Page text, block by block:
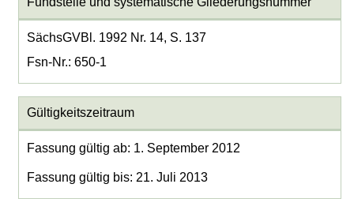
SächsGVBl. 1992 Nr. 14, S. 137
Fsn-Nr.: 650-1
Gültigkeitszeitraum
Fassung gültig ab: 1. September 2012
Fassung gültig bis: 21. Juli 2013